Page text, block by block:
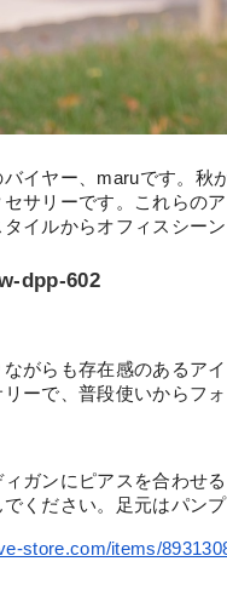
イヤー、maruです。
サリーです。これらの
イルからオフィスシー
dpp-602
がらも存在感のあるア
ーで、普段使いからフ
ガンにピアスを合わせ
ください。足元はパン
store.com/items/